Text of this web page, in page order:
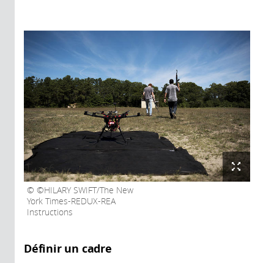
©HILARY SWIFT/The New
York Times-REDUX-REA
Instructions
Définir un cadre